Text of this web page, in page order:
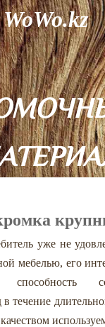
WoWo.kz
уже не
мебелью, его
способность
течение